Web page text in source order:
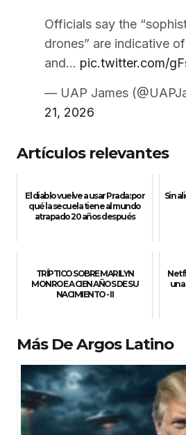
Officials say the
drones” are indicative
and… pic.twitter.com/
— UAP James
21, 2026
Artículos relevantes
El diablo vuelve a usar Prada: por
qué la secuela tiene al mundo
atrapado 20 años después
Sin
TRÍPTICO SOBRE MARILYN
MONROE A CIEN AÑOS DE SU
NACIMIENTO - II
Más De Argos Latino